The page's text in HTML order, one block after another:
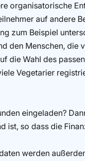
organisatorische
auf andere
zum Beispiel
den Menschen, die
die Wahl des
Vegetarier
eingeladen?
ist, so dass die
werden